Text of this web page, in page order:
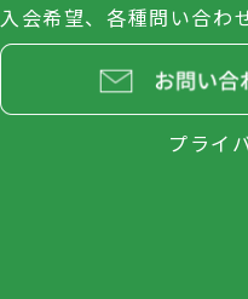
入会希望、各種問い合わ
プライ